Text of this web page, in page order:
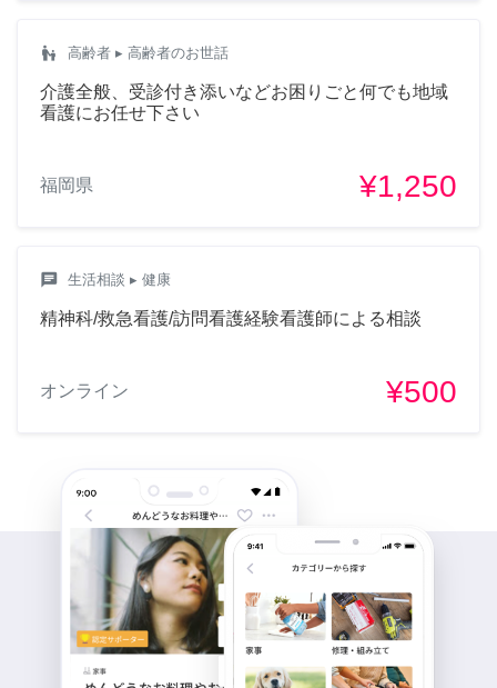
escalator_warning 高齢者 ▸ 高齢者のお世話
介護全般、受診付き添いなどお困りごと何でも地域
看護にお任せ下さい
福岡県 ¥1,250
chat 生活相談 ▸ 健康
精神科/救急看護/訪問看護経験看護師による相談
オンライン ¥500